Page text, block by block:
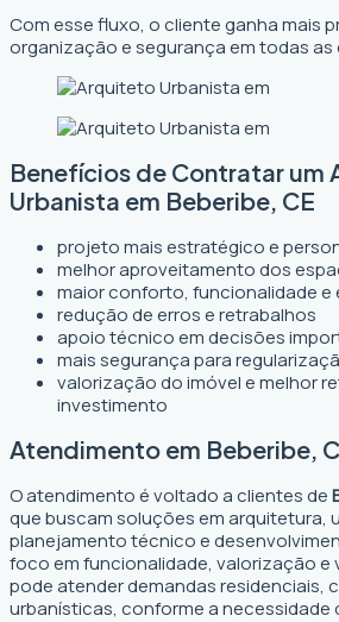
Com esse fluxo, o cliente ganha mais
organização e segurança em todas as
Benefícios de Contratar um
Urbanista em Beberibe, CE
projeto mais estratégico e
melhor aproveitamento dos
maior conforto, funcionalidade e
redução de erros e retrabalhos
apoio técnico em decisões
mais segurança para
valorização do imóvel e melhor
investimento
Atendimento em Beberibe,
O atendimento é voltado a clientes de
que buscam soluções em arquitetura,
planejamento técnico e
foco em funcionalidade, valorização e
pode atender demandas residenciais,
urbanísticas, conforme a necessidade